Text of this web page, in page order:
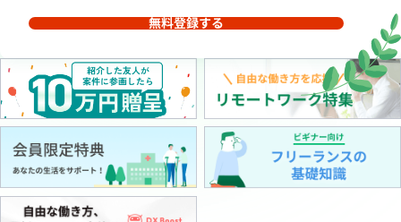
無料登録する